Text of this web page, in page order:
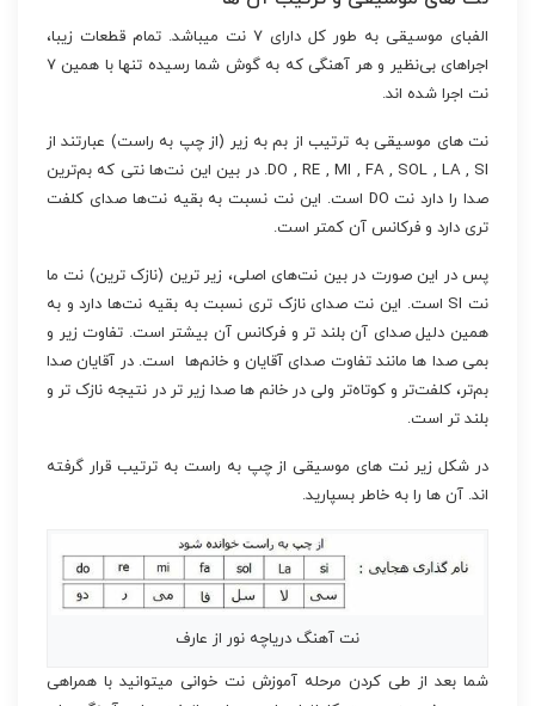
الفبای موسیقی به طور کل دارای ۷ نت میباشد. تمام قطعات زیبا،
اجراهای بی‌نظیر و هر آهنگی که به گوش شما رسیده تنها با همین ۷
نت اجرا شده اند.
نت های موسیقی به ترتیب از بم به زیر (از چپ به راست) عبارتند از
DO , RE , MI , FA , SOL , LA , SI. در بین این نت‌ها نتی که بم‌ترین
صدا را دارد نت DO است. این نت نسبت به بقیه نت‌ها صدای کلفت
تری دارد و فرکانس آن کمتر است.
پس در این صورت در بین نت‌های اصلی، زیر ترین (نازک ترین) نت ما
نت SI است. این نت صدای نازک تری نسبت به بقیه نت‌ها دارد و به
همین دلیل صدای آن بلند تر و فرکانس آن بیشتر است. تفاوت زیر و
بمی صدا ها مانند تفاوت صدای آقایان و خانم‌ها است. در آقایان صدا
بم‌تر، کلفت‌تر و کوتاه‌تر ولی در خانم ها صدا زیر تر در نتیجه نازک تر و
بلند تر است.
در شکل زیر نت های موسیقی از چپ به راست به ترتیب قرار گرفته
اند. آن ها را به خاطر بسپارید.
نت آهنگ دریاچه نور از عارف
شما بعد از طی کردن مرحله آموزش نت خوانی میتوانید با همراهی